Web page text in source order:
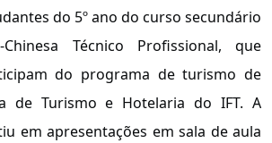
do 5º ano do curso secundário
Técnico Profissional, que
do programa de turismo de
de Turismo e Hotelaria do IFT. A
em apresentações em sala de aula